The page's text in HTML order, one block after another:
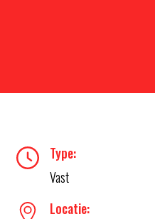
Type:
Vast
Locatie: